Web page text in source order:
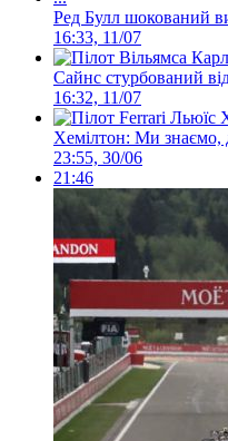
Ред Булл шокований
16:33, 11/07
Сайнс стурбований
16:32, 11/07
Хемілтон: Ми знаємо,
23:55, 30/06
21:46